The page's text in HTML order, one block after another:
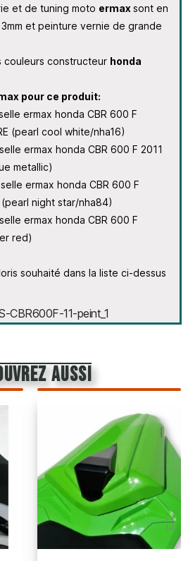
et de tuning moto ermax sont en
et peinture vernie de grande
couleurs constructeur honda
pour ce produit:
ermax honda CBR 600 F
(pearl cool white/nha16)
ermax honda CBR 600 F 2011
metallic)
ermax honda CBR 600 F
(pearl night star/nha84)
ermax honda CBR 600 F
red)
souhaité dans la liste ci-dessus
CBR600F-11-peint_1
aussi